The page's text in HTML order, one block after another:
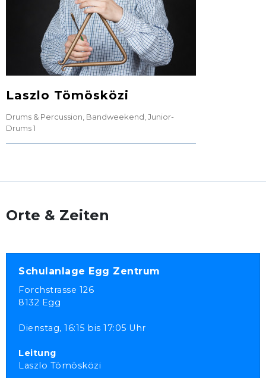
Laszlo Tömösközi
Drums & Percussion Bandweekend Junior-
Drums 1
Orte & Zeiten
Schulanlage Egg Zentrum
Forchstrasse 126
8132 Egg
Dienstag, 16:15 bis 17:05 Uhr
Leitung
Laszlo Tömösközi